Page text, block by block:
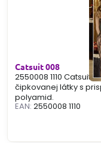
Catsuit 008
2550008 1110 Catsuit
čipkovanej látky s
polyamid.
EAN: 2550008 1110